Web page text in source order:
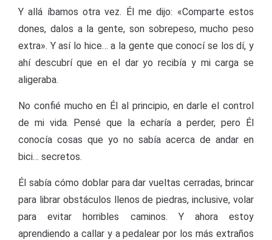
Y allá íbamos otra vez. Él me dijo: «Comparte estos
dones, dalos a la gente, son sobrepeso, mucho peso
extra». Y así lo hice… a la gente que conocí se los dí, y
ahí descubrí que en el dar yo recibía y mi carga se
aligeraba.
No confié mucho en Él al principio, en darle el control
de mi vida. Pensé que la echaría a perder, pero Él
conocía cosas que yo no sabía acerca de andar en
bici… secretos.
Él sabía cómo doblar para dar vueltas cerradas, brincar
para librar obstáculos llenos de piedras, inclusive, volar
para evitar horribles caminos. Y ahora estoy
aprendiendo a callar y a pedalear por los más extraños